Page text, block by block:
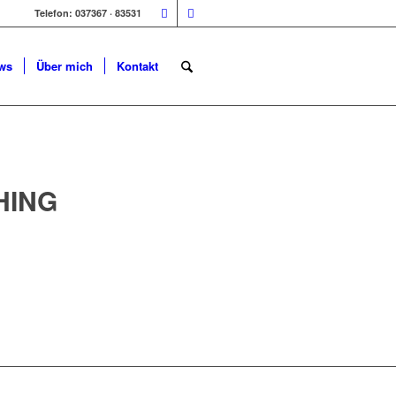
Telefon: 037367 · 83531
Über mich Kontakt